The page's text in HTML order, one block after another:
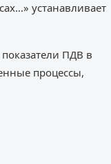
устанавливает
ПДВ в
процессы,